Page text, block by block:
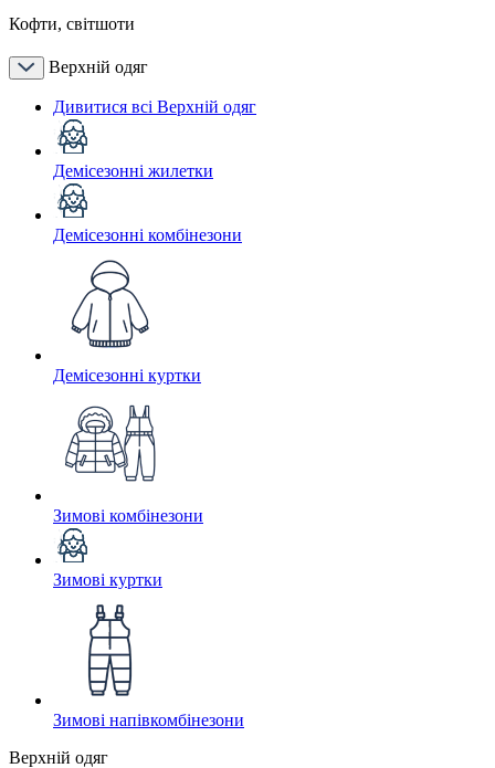
Кофти, світшоти
Верхній одяг
Дивитися всі Верхній одяг
Демісезонні жилетки
Демісезонні комбінезони
Демісезонні куртки
Зимові комбінезони
Зимові куртки
Зимові напівкомбінезони
Верхній одяг